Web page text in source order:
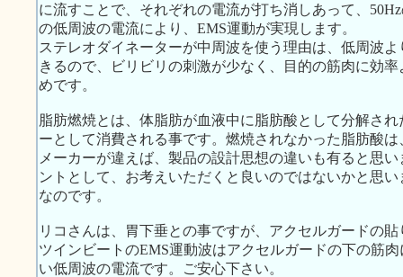
に流すことで、それぞれの電流が打ち消しあって、
の低周波の電流により、EMS運動が実現します。
ステレオダイネーターが中周波を使う理由は、低周波
きるので、ビリビリの刺激が少なく、目的の筋肉に効
めです。
脂肪燃焼とは、体脂肪が血液中に脂肪酸として分解さ
ーとして消費される事です。燃焼されなかった脂肪酸
メーカーが違えば、製品の設計思想の違いも有ると思
ントとして、お考えいただくと良いのではないかと思
なのです。
リコさんは、胃下垂との事ですが、アクセルガードの
ツインビートのEMS運動波はアクセルガードの下の筋
い低周波の電流です。ご安心下さい。